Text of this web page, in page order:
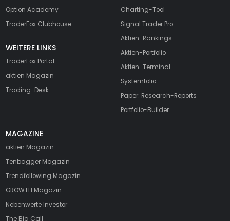
Option Academy
TraderFox Clubhouse
WEITERE LINKS
TraderFox Portal
aktien Magazin
Trading-Desk
Charting-Tool
Signal Trader Pro
Aktien-Rankings
Aktien-Portfolio
Aktien-Terminal
Systemfolio
Paper: Research-Reports
Portfolio-Builder
MAGAZINE
aktien Magazin
Tenbagger Magazin
Trendfollowing Magazin
GROWTH Magazin
Nebenwerte Investor
The Big Call